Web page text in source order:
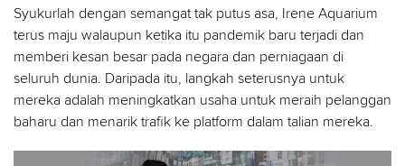
Syukurlah dengan semangat tak putus asa, Irene Aquarium
terus maju walaupun ketika itu pandemik baru terjadi dan
memberi kesan besar pada negara dan perniagaan di
seluruh dunia. Daripada itu, langkah seterusnya untuk
mereka adalah meningkatkan usaha untuk meraih pelanggan
baharu dan menarik trafik ke platform dalam talian mereka.